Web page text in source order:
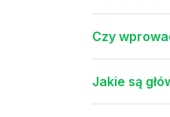
Czy
Jakie są